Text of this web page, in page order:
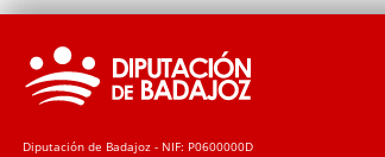
Diputación de Badajoz - NIF: P0600000D